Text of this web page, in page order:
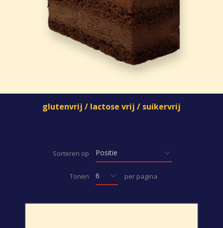
glutenvrij / lactose vrij / suikervrij
Sorteren op
Tonen per pagina